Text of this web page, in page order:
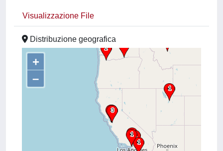
Visualizzazione File
Distribuzione geografica
+
–